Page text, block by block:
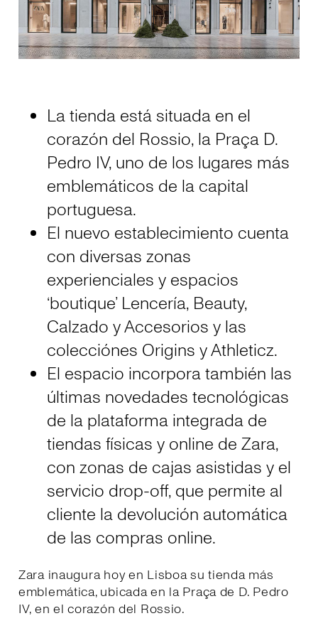
La tienda está situada en el
corazón del Rossio, la Praça D.
Pedro IV, uno de los lugares más
emblemáticos de la capital
portuguesa.
El nuevo establecimiento cuenta
con diversas zonas
experienciales y espacios
‘boutique’ Lencería, Beauty,
Calzado y Accesorios y las
colecciónes Origins y Athleticz.
El espacio incorpora también las
últimas novedades tecnológicas
de la plataforma integrada de
tiendas físicas y online de Zara,
con zonas de cajas asistidas y el
servicio drop-off, que permite al
cliente la devolución automática
de las compras online.
Zara inaugura hoy en Lisboa su tienda más
emblemática, ubicada en la Praça de D. Pedro
IV, en el corazón del Rossio.